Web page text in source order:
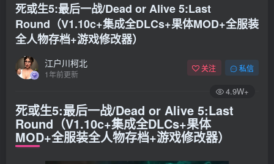
死或生5:最后一战/Dead or Alive 5:Last
Round（V1.10c+集成全DLCs+果体MOD+全服装
全人物存档+游戏修改器）
江户川柯北
1年前更新
关注 私信
4.9W+
死或生5:最后一战/Dead or Alive 5:Last
Round（V1.10c+集成全DLCs+果体
MOD+全服装全人物存档+游戏修改器）